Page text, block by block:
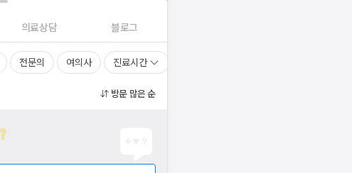
의료상담 블로그
전문의 여의사 진료시간
방문 많은 순